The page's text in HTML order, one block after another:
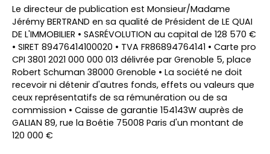
Le directeur de publication est Monsieur/Madame
Jérémy BERTRAND en sa qualité de Président de LE QUAI
DE L'IMMOBILIER • SASRÉVOLUTION au capital de 128 570 €
• SIRET 89476414100020 • TVA FR86894764141 • Carte pro
CPI 3801 2021 000 000 013 délivrée par Grenoble 5, place
Robert Schuman 38000 Grenoble • La société ne doit
recevoir ni détenir d'autres fonds, effets ou valeurs que
ceux représentatifs de sa rémunération ou de sa
commission • Caisse de garantie 154143W auprès de
GALIAN 89, rue la Boétie 75008 Paris d'un montant de
120 000 €